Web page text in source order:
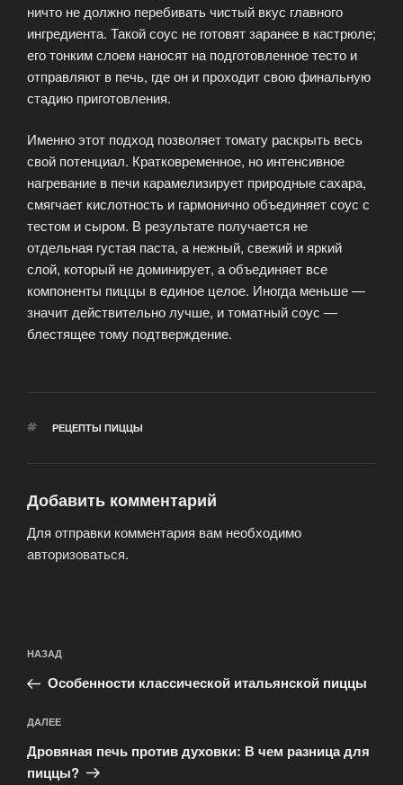
ничто не должно перебивать чистый вкус главного
ингредиента. Такой соус не готовят заранее в кастрюле;
его тонким слоем наносят на подготовленное тесто и
отправляют в печь, где он и проходит свою финальную
стадию приготовления.
Именно этот подход позволяет томату раскрыть весь
свой потенциал. Кратковременное, но интенсивное
нагревание в печи карамелизирует природные сахара,
смягчает кислотность и гармонично объединяет соус с
тестом и сыром. В результате получается не
отдельная густая паста, а нежный, свежий и яркий
слой, который не доминирует, а объединяет все
компоненты пиццы в единое целое. Иногда меньше —
значит действительно лучше, и томатный соус —
блестящее тому подтверждение.
МЕТКИ
РЕЦЕПТЫ ПИЦЦЫ
Добавить комментарий
Для отправки комментария вам необходимо
авторизоваться.
по
записям
Предыдущая
запись:
НАЗАД
Особенности классической итальянской пиццы
Следующая
запись
ДАЛЕЕ
Дровяная печь против духовки: В чем разница для
пиццы?